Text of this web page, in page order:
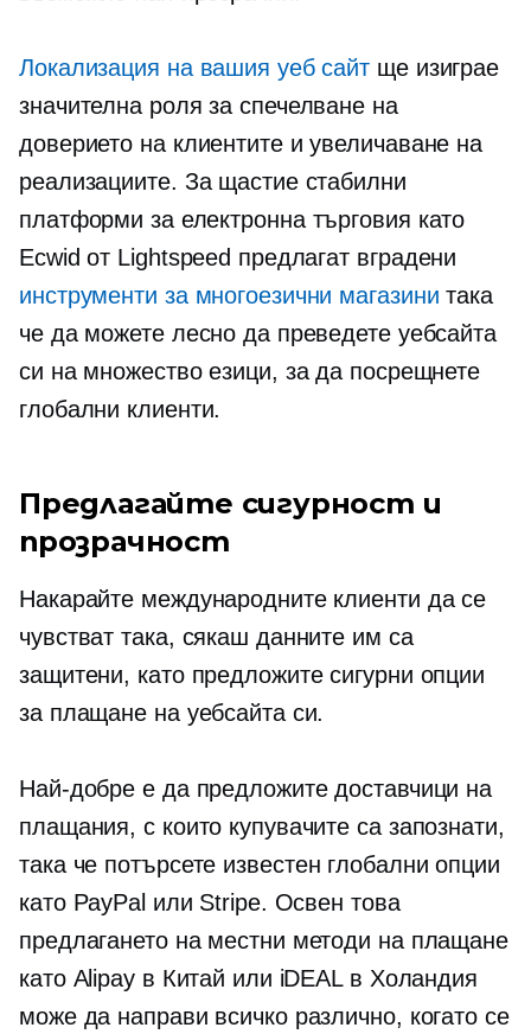
Локализация на вашия уеб сайт ще изиграе
значителна роля за спечелване на
доверието на клиентите и увеличаване на
реализациите. За щастие стабилни
платформи за електронна търговия като
Ecwid от Lightspeed предлагат вградени
инструменти за многоезични магазини така
че да можете лесно да преведете уебсайта
си на множество езици, за да посрещнете
глобални клиенти.
Предлагайте сигурност и
прозрачност
Накарайте международните клиенти да се
чувстват така, сякаш данните им са
защитени, като предложите сигурни опции
за плащане на уебсайта си.
Най-добре е да предложите доставчици на
плащания, с които купувачите са запознати,
така че потърсете известен глобални опции
като PayPal или Stripe. Освен това
предлагането на местни методи на плащане
като Alipay в Китай или iDEAL в Холандия
може да направи всичко различно, когато се